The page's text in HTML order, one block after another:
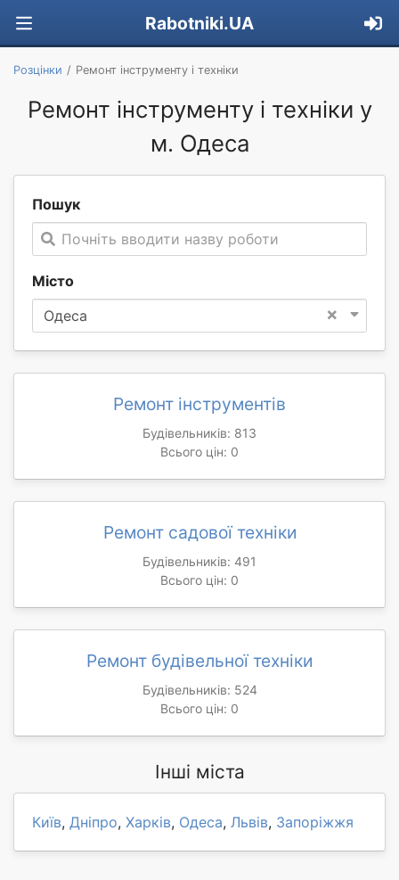
Rabotniki.UA
Розцінки Ремонт інструменту і техніки
Ремонт інструменту і техніки у
м. Одеса
Пошук
Почніть вводити назву роботи
Місто
×
Одеса
Ремонт інструментів
Будівельників: 813
Всього цін: 0
Ремонт садової техніки
Будівельників: 491
Всього цін: 0
Ремонт будівельної техніки
Будівельників: 524
Всього цін: 0
Інші міста
Київ, Дніпро, Харків, Одеса, Львів, Запоріжжя